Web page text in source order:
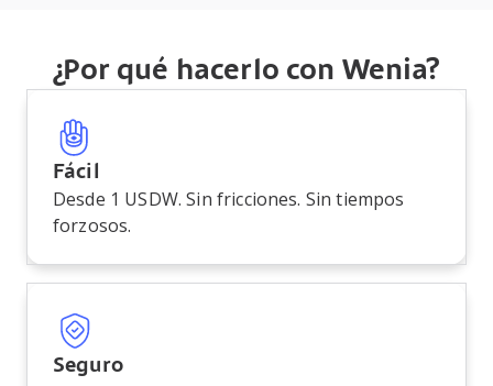
¿Por qué hacerlo con Wenia?
Fácil
Desde 1 USDW. Sin fricciones. Sin tiempos
forzosos.
Seguro